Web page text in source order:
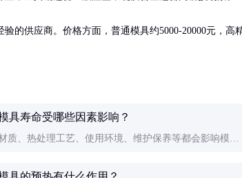
的供应商。价格方面，普通模具约5000-20000元，高
具寿命受哪些因素影响？
质、热处理工艺、使用环境、维护保养等都会影响模具